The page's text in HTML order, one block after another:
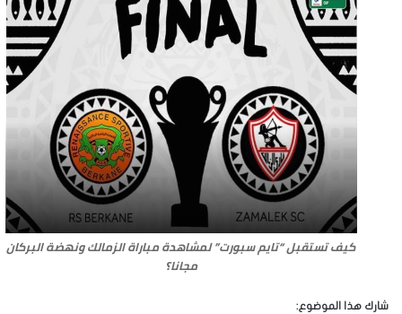
كيف تستقبل “تايم سبورت” لمشاهدة مباراة الزمالك ونهضة البركان
مجانا؟
شارك هذا الموضوع: